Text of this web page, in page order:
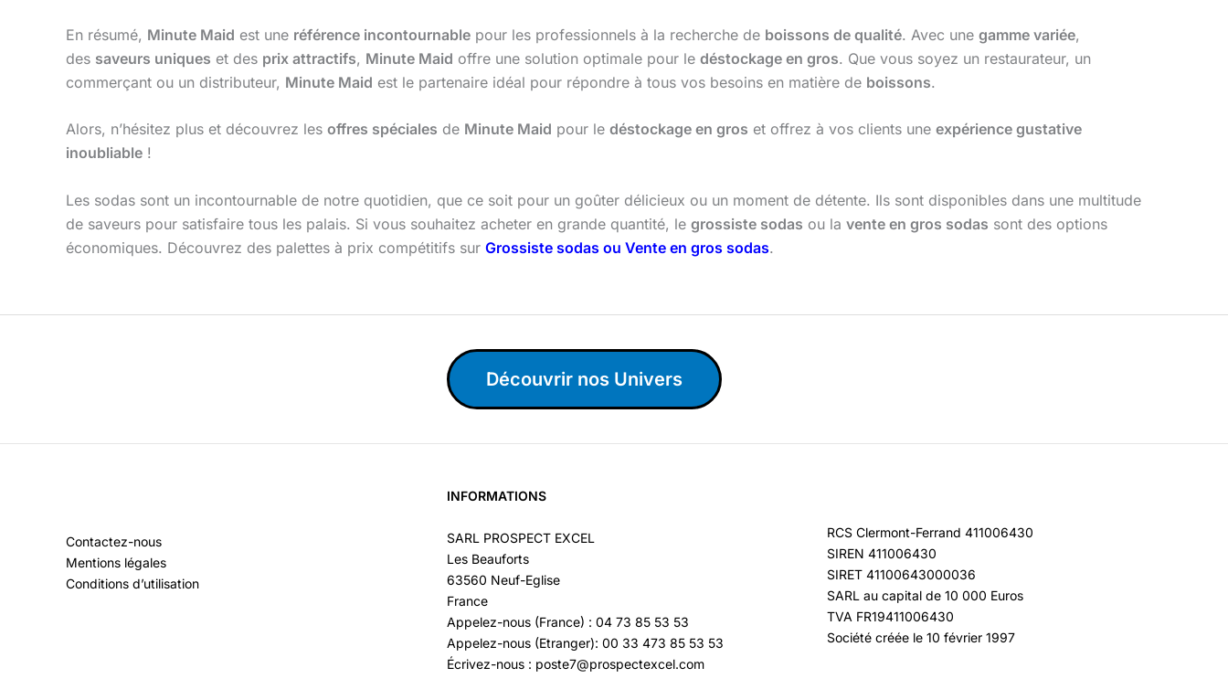
En résumé, Minute Maid est une référence incontournable pour les professionnels à la recherche de boissons de qualité. Avec une gamme variée,
des saveurs uniques et des prix attractifs, Minute Maid offre une solution optimale pour le déstockage en gros. Que vous soyez un restaurateur, un
commerçant ou un distributeur, Minute Maid est le partenaire idéal pour répondre à tous vos besoins en matière de boissons.
Alors, n’hésitez plus et découvrez les offres spéciales de Minute Maid pour le déstockage en gros et offrez à vos clients une expérience gustative
inoubliable !
Les sodas sont un incontournable de notre quotidien, que ce soit pour un goûter délicieux ou un moment de détente. Ils sont disponibles dans une multitude
de saveurs pour satisfaire tous les palais. Si vous souhaitez acheter en grande quantité, le grossiste sodas ou la vente en gros sodas sont des options
économiques. Découvrez des palettes à prix compétitifs sur Grossiste sodas ou Vente en gros sodas.
Découvrir nos Univers
Contactez-nous
Mentions légales
Conditions d’utilisation
INFORMATIONS
SARL PROSPECT EXCEL
Les Beauforts
63560 Neuf-Eglise
France
Appelez-nous (France) : 04 73 85 53 53
Appelez-nous (Etranger): 00 33 473 85 53 53
Écrivez-nous : poste7@prospectexcel.com
RCS Clermont-Ferrand 411006430
SIREN 411006430
SIRET 41100643000036
SARL au capital de 10 000 Euros
TVA FR19411006430
Société créée le 10 février 1997